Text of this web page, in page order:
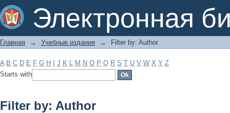
Электронная
Filter by: Author
Главная → Учебные издания → Filter by: Author
A B C D E F G H J K L M N O P Q R S T U V W X Y Z
Starts with
Filter by: Author